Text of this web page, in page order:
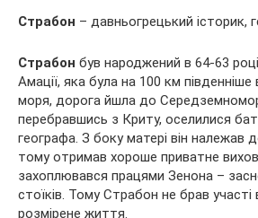
Страбон – давньогрецький історик,
Страбон був народжений в 64-63
Амації, яка була на 100 км південніше
моря, дорога йшла до
перебравшись з Криту, оселилися
географа. З боку матері він належав
тому отримав хороше приватне
захоплювався працями Зенона –
стоїків. Тому Страбон не брав участі
розмірене життя.